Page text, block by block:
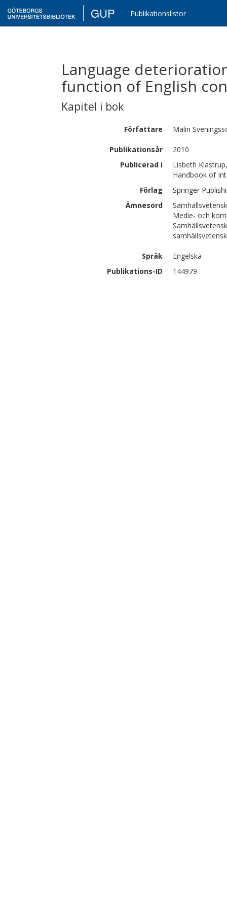
GUP Publikationslistor
Language
function of English
Kapitel i bok
Författare Malin
Publikationsår
2010
Publicerad i
Lisbeth
Handbook of
Förlag
Springer
Ämnesord
Medie- och
Språk
Engelska
Publikations-ID
144979